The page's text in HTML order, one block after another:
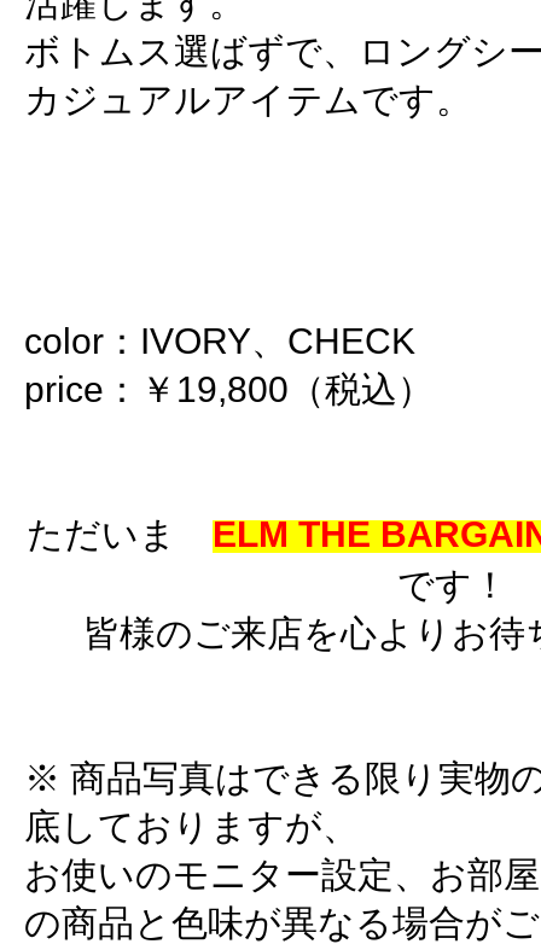
ボトムス選ばずで、ロングシ
カジュアルアイテムです。
color：IVORY、CHECK
price：￥19,800（税込）
ただいま ELM THE
です！
皆様のご来店を心よりお
※ 商品写真はできる限り実物
底しておりますが、
お使いのモニター設定、お部
の商品と色味が異なる場合が